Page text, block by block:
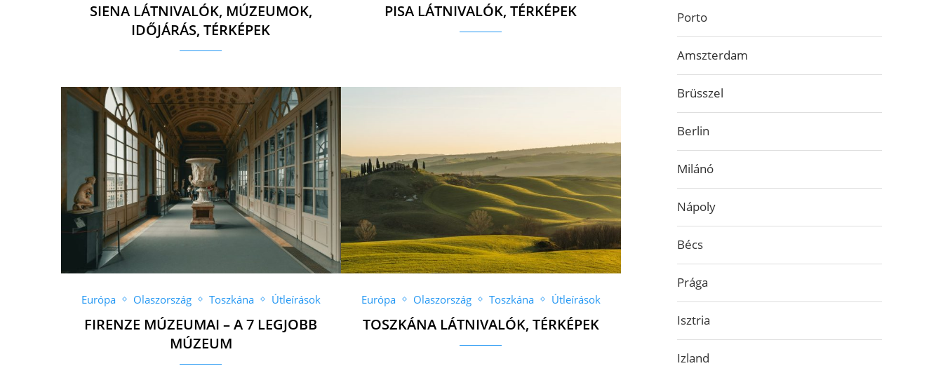
SIENA LÁTNIVALÓK, MÚZEUMOK,
IDŐJÁRÁS, TÉRKÉPEK
PISA LÁTNIVALÓK, TÉRKÉPEK
Európa Olaszország Toszkána Útleírások
FIRENZE MÚZEUMAI – A 7 LEGJOBB
MÚZEUM
Európa Olaszország Toszkána Útleírások
TOSZKÁNA LÁTNIVALÓK, TÉRKÉPEK
Porto
Amszterdam
Brüsszel
Berlin
Milánó
Nápoly
Bécs
Prága
Isztria
Izland